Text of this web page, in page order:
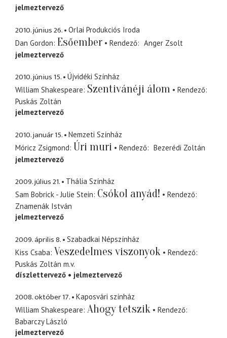
jelmeztervező
2010. június 26.
Orlai Produkciós Iroda
Dan Gordon Esőember Rendező
Anger Zsolt
jelmeztervező
2010. június 15.
Újvidéki Színház
William Shakespeare Szentivánéji álom
Rendező
Puskás Zoltán
jelmeztervező
2010. január 15.
Nemzeti Színház
Móricz Zsigmond Úri muri Rendező
Bezerédi Zoltán
jelmeztervező
2009. július 21.
Thália Színház
Sam Bobrick - Julie Stein Csókol anyád!
Rendező
Znamenák István
jelmeztervező
2009. április 8.
Szabadkai Népszínház
Kiss Csaba Veszedelmes viszonyok
Rendező
Puskás Zoltán m.v.
díszlettervező
jelmeztervező
2008. október 17.
Kaposvári színház
William Shakespeare Ahogy tetszik
Rendező
Babarczy László
jelmeztervező